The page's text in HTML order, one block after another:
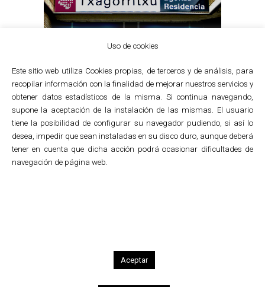
Servicios Sociales
Señalización de los Centros
del Instituto Foral
de Bienestar Social
Diseño de la señalización exterior de los
Autonomía Personal, el Centro de
Uso de cookies
Este sitio web utiliza Cookies propias, de terceros y de análisis, para
recopilar información con la finalidad de mejorar nuestros servicios y
obtener datos estadísticos de la misma. Si continua navegando,
supone la aceptación de la instalación de las mismas. El usuario
tiene la posibilidad de configurar su navegador pudiendo, si así lo
desea, impedir que sean instaladas en su disco duro, aunque deberá
tener en cuenta que dicha acción podrá ocasionar dificultades de
navegación de página web.
Aceptar